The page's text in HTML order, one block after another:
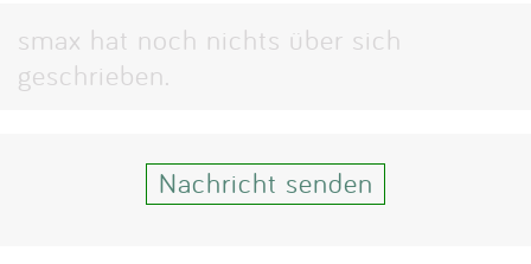
Impressum
smax hat noch nichts über sich
geschrieben.
Nachricht senden